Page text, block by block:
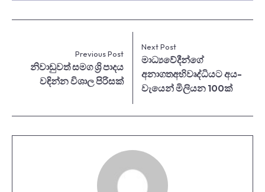
Previous Post
නිවාඩුවත් සමග ශ්‍රි පාදය
වඳින්න විශාල පිරි­සක්
Next Post
­මා­ධ්‍ය­වේ­දීන්ගේ
අනාගතඅභි­වෘ­ද්ධි­යට අය-
වැයෙන් මිලි­යන 100ක්